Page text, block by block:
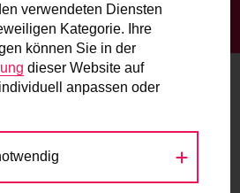
unterwegs? Hier finden Sie die
Radverkehr? Schreiben Sie
DONAUKANAL-RADWEG:
2019
Sperre ab 1.
verwendeten Diensten
Kategorie. Ihre
können Sie in der
dieser Website auf
anpassen oder